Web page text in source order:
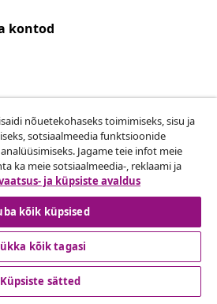
kontod
tagastamissoov.
taganemine
nõuetekohaseks toimimiseks, sisu ja
sotsiaalmeedia funktsioonide
Jagame teie infot meie
ka meie sotsiaalmeedia-, reklaami ja
ja küpsiste avaldus
kõik küpsised
kõik tagasi
Küpsiste sätted